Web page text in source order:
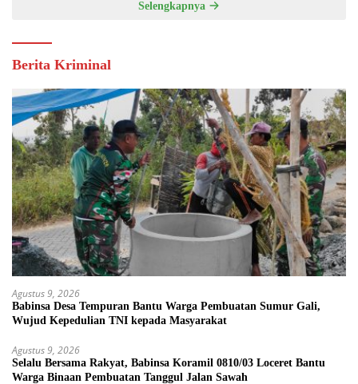
Selengkapnya
Berita Kriminal
Agustus 9, 2026
Babinsa Desa Tempuran Bantu Warga Pembuatan Sumur Gali,
Wujud Kepedulian TNI kepada Masyarakat
Agustus 9, 2026
Selalu Bersama Rakyat, Babinsa Koramil 0810/03 Loceret Bantu
Warga Binaan Pembuatan Tanggul Jalan Sawah